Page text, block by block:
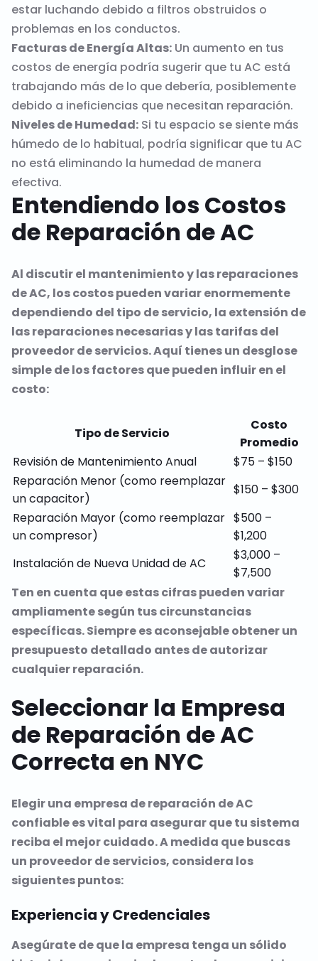
estar luchando debido a filtros obstruidos o
problemas en los conductos.
Facturas de Energía Altas:Un aumento en tus
costos de energía podría sugerir que tu AC está
trabajando más de lo que debería, posiblemente
debido a ineficiencias que necesitan reparación.
Niveles de Humedad:Si tu espacio se siente más
húmedo de lo habitual, podría significar que tu AC
no está eliminando la humedad de manera
efectiva.
Entendiendo los Costos
de Reparación de AC
Al discutir el mantenimiento y las reparaciones
de AC, los costos pueden variar enormemente
dependiendo del tipo de servicio, la extensión de
las reparaciones necesarias y las tarifas del
proveedor de servicios. Aquí tienes un desglose
simple de los factores que pueden influir en el
costo:
Tipo de Servicio
Costo
Promedio
Revisión de Mantenimiento Anual
$75 – $150
Reparación Menor (como reemplazar
un capacitor)
$150 – $300
Reparación Mayor (como reemplazar
un compresor)
$500 –
$1,200
Instalación de Nueva Unidad de AC
$3,000 –
$7,500
Ten en cuenta que estas cifras pueden variar
ampliamente según tus circunstancias
específicas. Siempre es aconsejable obtener un
presupuesto detallado antes de autorizar
cualquier reparación.
Seleccionar la Empresa
de Reparación de AC
Correcta en NYC
Elegir una empresa de reparación de AC
confiable es vital para asegurar que tu sistema
reciba el mejor cuidado. A medida que buscas
un proveedor de servicios, considera los
siguientes puntos:
Experiencia y Credenciales
Asegúrate de que la empresa tenga un sólido